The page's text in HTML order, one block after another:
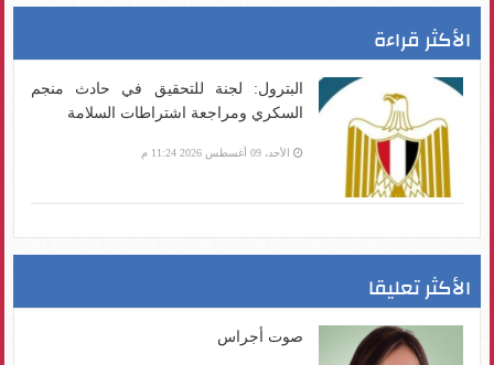
الأكثر قراءة
البترول: لجنة للتحقيق في حادث منجم
السكري ومراجعة اشتراطات السلامة
الأحد، 09 أغسطس 2026 11:24 م
الأكثر تعليقا
صوت أجراس